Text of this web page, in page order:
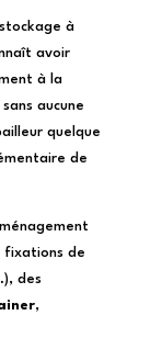
à
avoir
à la
aucune
quelque
de
fixations de
des
,